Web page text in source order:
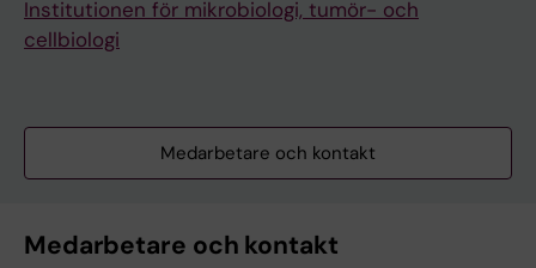
Institutionen för mikrobiologi, tumör- och
cellbiologi
Medarbetare och kontakt
Medarbetare och kontakt